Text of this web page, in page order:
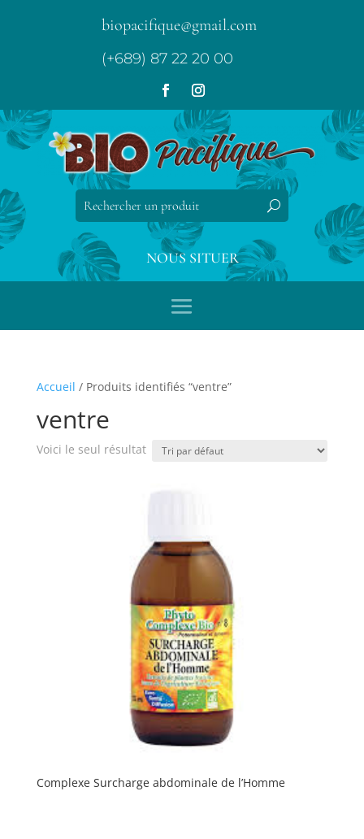
biopacifique@gmail.com
(+689) 87 22 20 00
NOUS SITUER
Accueil / Produits identifiés “ventre”
ventre
Voici le seul résultat
Complexe Surcharge abdominale de l’Homme